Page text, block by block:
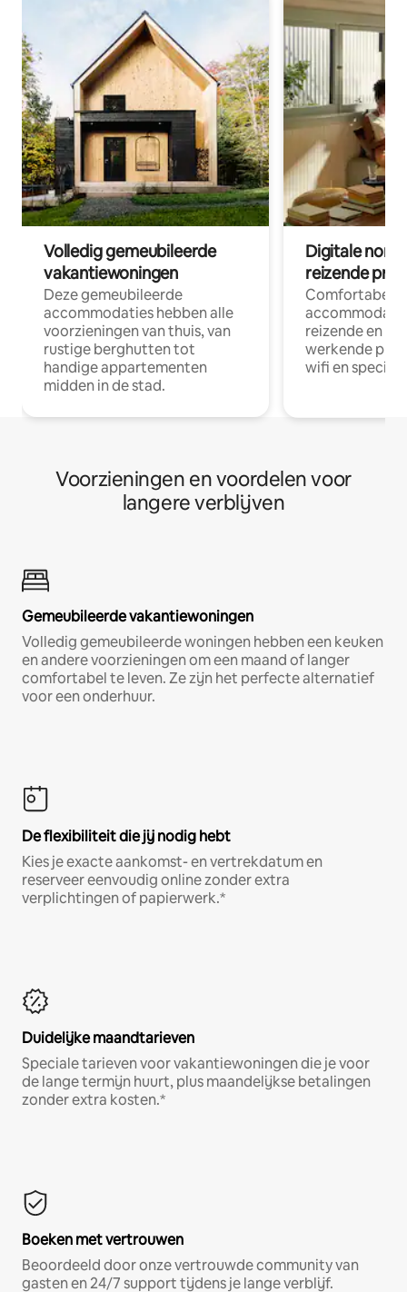
Volledig gemeubileerde
vakantiewoningen
Deze gemeubileerde
accommodaties hebben alle
voorzieningen van thuis, van
rustige berghutten tot
handige appartementen
midden in de stad.
Digitale
reizende
Comfortabele
reizende en
werkende
wifi en
Voorzieningen en voordelen voor
langere verblijven
Gemeubileerde vakantiewoningen
Volledig gemeubileerde woningen hebben een keuken
en andere voorzieningen om een maand of langer
comfortabel te leven. Ze zijn het perfecte alternatief
voor een onderhuur.
De flexibiliteit die jij nodig hebt
Kies je exacte aankomst- en vertrekdatum en
reserveer eenvoudig online zonder extra
verplichtingen of papierwerk.*
Duidelijke maandtarieven
Speciale tarieven voor vakantiewoningen die je voor
de lange termijn huurt, plus maandelijkse betalingen
zonder extra kosten.*
Boeken met vertrouwen
Beoordeeld door onze vertrouwde community van
gasten en 24/7 support tijdens je lange verblijf.